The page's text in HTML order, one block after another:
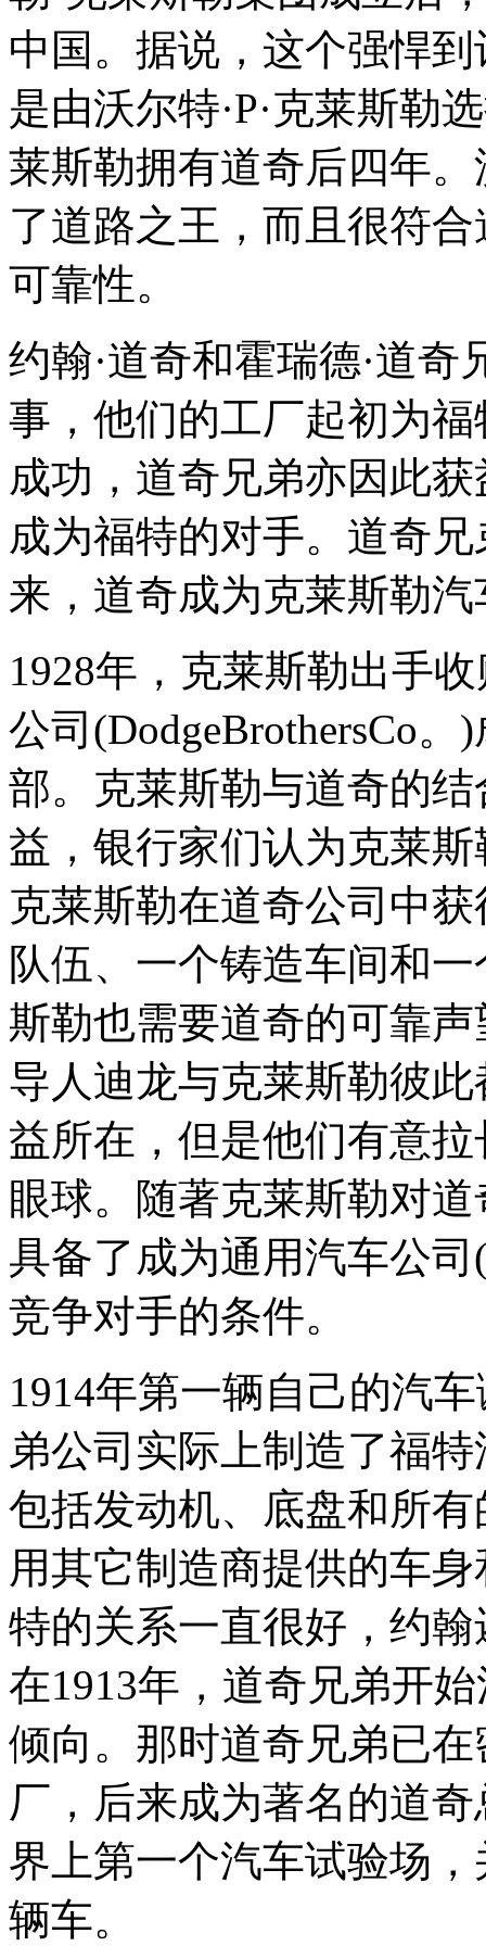
中国。据说，这个强悍
是由沃尔特·P·克莱斯
莱斯勒拥有道奇后四年
了道路之王，而且很符
可靠性。
约翰·道奇和霍瑞德·道奇
事，他们的工厂起初为
成功，道奇兄弟亦因此
成为福特的对手。道奇
来，道奇成为克莱斯勒
1928年，克莱斯勒出手
公司(DodgeBrothersCo
部。克莱斯勒与道奇的
益，银行家们认为克莱
克莱斯勒在道奇公司中
队伍、一个铸造车间和
斯勒也需要道奇的可靠
导人迪龙与克莱斯勒彼
益所在，但是他们有意
眼球。随著克莱斯勒对
具备了成为通用汽车公
竞争对手的条件。
1914年第一辆自己的汽
弟公司实际上制造了福
包括发动机、底盘和所
用其它制造商提供的车
特的关系一直很好，约
在1913年，道奇兄弟开
倾向。那时道奇兄弟已
厂，后来成为著名的道
界上第一个汽车试验场
辆车。